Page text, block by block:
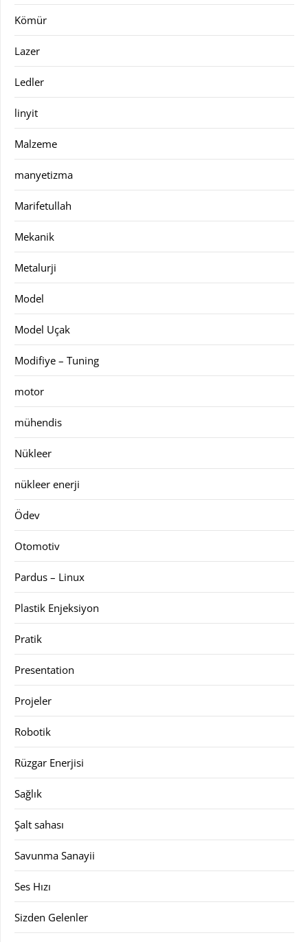
Kömür
Lazer
Ledler
linyit
Malzeme
manyetizma
Marifetullah
Mekanik
Metalurji
Model
Model Uçak
Modifiye – Tuning
motor
mühendis
Nükleer
nükleer enerji
Ödev
Otomotiv
Pardus – Linux
Plastik Enjeksiyon
Pratik
Presentation
Projeler
Robotik
Rüzgar Enerjisi
Sağlık
Şalt sahası
Savunma Sanayii
Ses Hızı
Sizden Gelenler